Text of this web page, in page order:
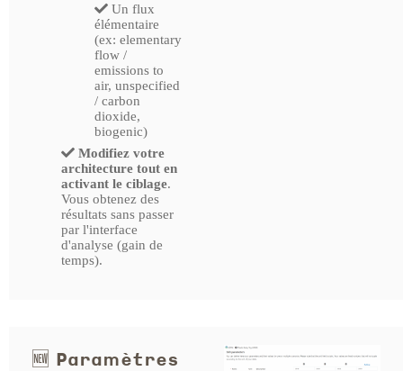
Un flux
élémentaire
(ex: elementary
flow /
emissions to
air, unspecified
/ carbon
dioxide,
biogenic)
Modifiez votre
architecture tout en
activant le ciblage.
Vous obtenez des
résultats sans passer
par l'interface
d'analyse (gain de
temps).
🆕 Paramètres